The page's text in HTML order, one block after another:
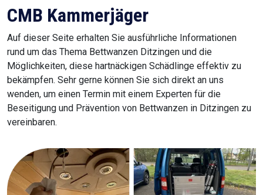
CMB Kammerjäger
Auf dieser Seite erhalten Sie ausführliche Informationen
rund um das Thema Bettwanzen Ditzingen und die
Möglichkeiten, diese hartnäckigen Schädlinge effektiv zu
bekämpfen. Sehr gerne können Sie sich direkt an uns
wenden, um einen Termin mit einem Experten für die
Beseitigung und Prävention von Bettwanzen in Ditzingen zu
vereinbaren.